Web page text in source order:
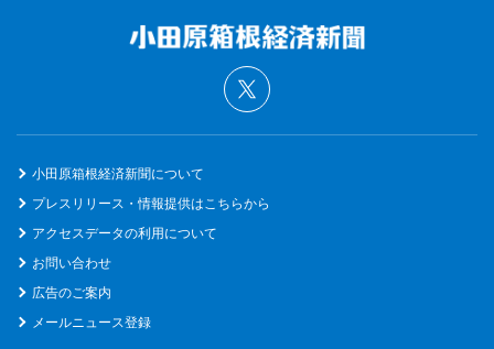
小田原箱根経済新聞について
プレスリリース・情報提供はこちらから
アクセスデータの利用について
お問い合わせ
広告のご案内
メールニュース登録